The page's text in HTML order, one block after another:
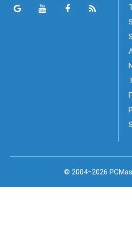
© 2004–2026